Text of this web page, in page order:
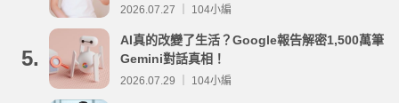
2026.07.27 ｜ 104小編
5.
AI真的改變了生活？Google報告解密1,500萬筆
Gemini對話真相！
2026.07.29 ｜ 104小編